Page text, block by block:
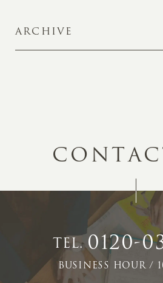
ARCHIVE
CONTAC
TEL.0120-
BUSINESS HOUR /